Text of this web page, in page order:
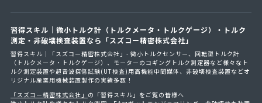
習得スキル｜微小トルク計（トルクメータ・トルクゲージ）・トルク
測定・非破壊検査装置なら「スズコー精密株式会社」
習得スキル｜「スズコー精密株式会社」- 微小トルクセンサー、回転型トルク計
（トルクメータ・トルクゲージ）、モーターのコギングトルク測定器など様々なト
ルク測定装置や超音波探傷試験(UT検査)用高機能中間媒体、非破壊検査装置などオ
リジナル産業用機械装置製作の実績多数！
「スズコー精密株式会社」 の「習得スキル」をご覧の皆様へ